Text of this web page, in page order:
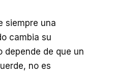
siempre una
cambia su
depende de que un
no es